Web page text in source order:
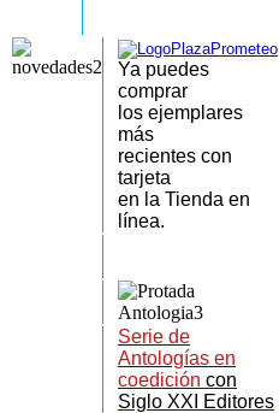
Ya puedes
comprar
los ejemplares
más
recientes con
tarjeta
en la Tienda en
línea.
Serie de
Antologías en
coedición con
Siglo XXI Editores